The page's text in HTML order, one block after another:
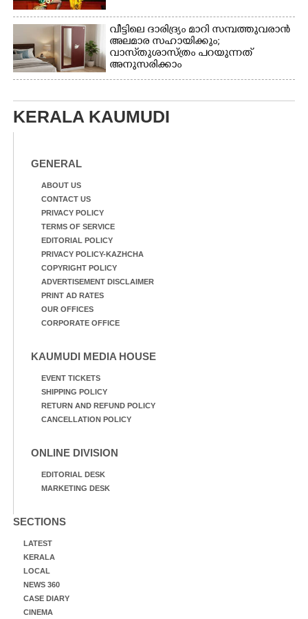
വീട്ടിലെ ദാരിദ്ര്യം മാറി സമ്പത്തുവരാൻ
അലമാര സഹായിക്കും;
വാസ്‌തുശാസ്ത്രം പറയുന്നത്
അനുസരിക്കാം
KERALA KAUMUDI
GENERAL
ABOUT US
CONTACT US
PRIVACY POLICY
TERMS OF SERVICE
EDITORIAL POLICY
PRIVACY POLICY-KAZHCHA
COPYRIGHT POLICY
ADVERTISEMENT DISCLAIMER
PRINT AD RATES
OUR OFFICES
CORPORATE OFFICE
KAUMUDI MEDIA HOUSE
EVENT TICKETS
SHIPPING POLICY
RETURN AND REFUND POLICY
CANCELLATION POLICY
ONLINE DIVISION
EDITORIAL DESK
MARKETING DESK
SECTIONS
LATEST
KERALA
LOCAL
NEWS 360
CASE DIARY
CINEMA